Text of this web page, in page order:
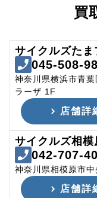
買
サイクルズた
045-508-
神奈川県横浜市青
ラーザ 1F
店舗詳
サイクルズ相模
042-707-
神奈川県相模原市
店舗詳